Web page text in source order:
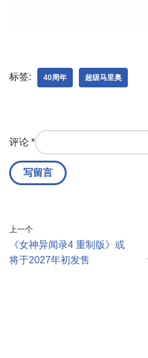
标签: 40周年 超级马里奥
评论 *
上一个
《女神异闻录4 重制版》或
将于2027年初发售